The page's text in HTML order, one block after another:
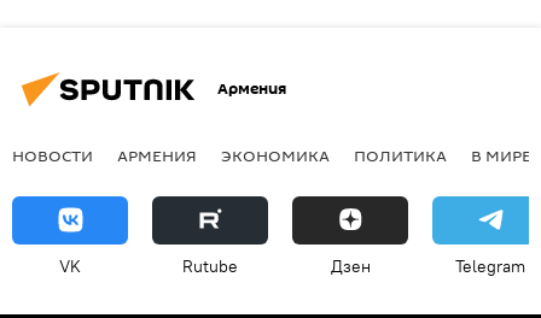
Армения
НОВОСТИ АРМЕНИЯ ЭКОНОМИКА ПОЛИТИКА В МИРЕ
VK Rutube Дзен Telegram